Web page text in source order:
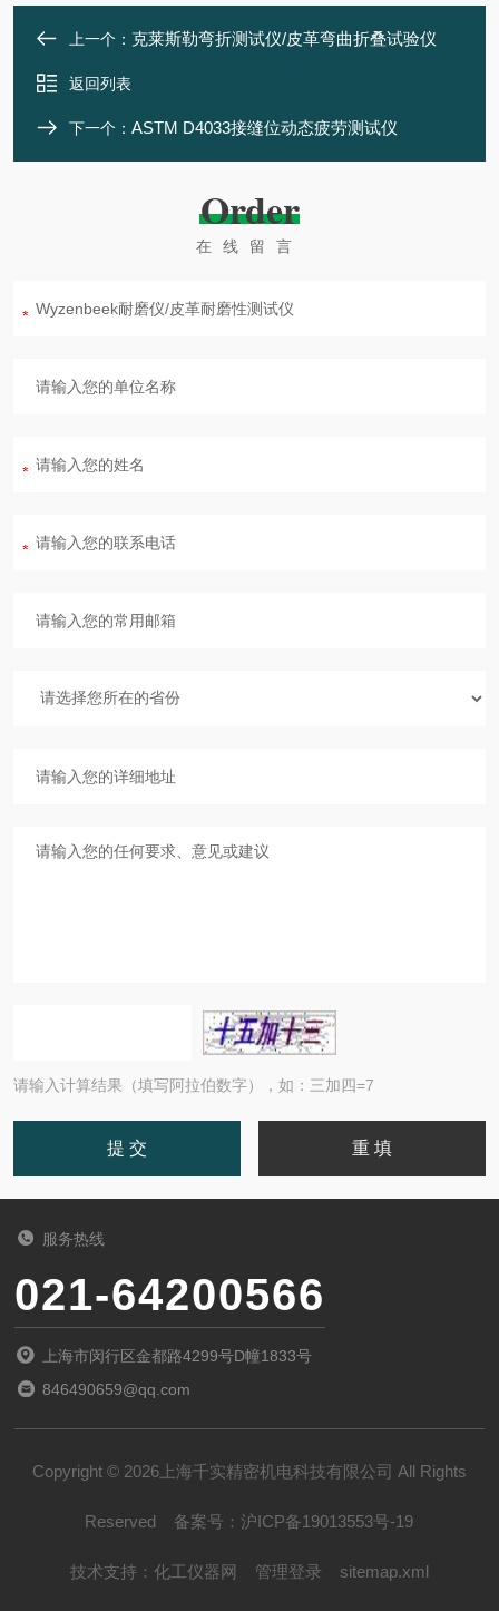
上一个： 克莱斯勒弯折测试仪/皮革弯曲折叠试验仪
返回列表
下一个： ASTM D4033接缝位动态疲劳测试仪
Order
在线留言
请输入计算结果（填写阿拉伯数字），如：三加四=7
服务热线
021-64200566
上海市闵行区金都路4299号D幢1833号
846490659@qq.com
Copyright © 2026上海千实精密机电科技有限公司 All Rights
Reserved 备案号： 沪ICP备19013553号-19
技术支持： 化工仪器网 管理登录 sitemap.xml